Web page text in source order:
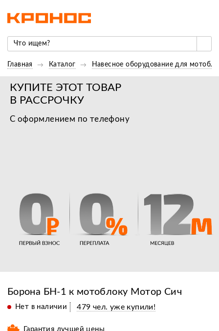
Главная Каталог Навесное оборудование для
КУПИТЕ ЭТОТ ТОВАР
В РАССРОЧКУ
С оформлением по телефону
Борона БН-1 к мотоблоку Мотор Сич
Нет в наличии 479 чел. уже купили!
Гарантия лучшей цены